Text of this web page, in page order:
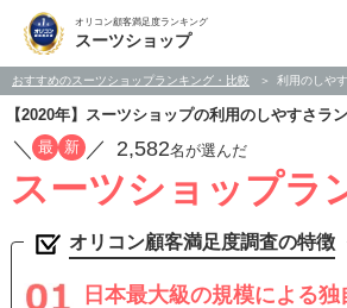
オリコン顧客満足度ランキング
スーツショップ
おすすめのスーツショップランキング・比較 利用のしや
【2020年】スーツショップの利用のしやすさラ
／ 最 新 ／ 2,582名が選んだ
スーツショップラ
オリコン顧客満足度調査の特徴
日本最大級の規模による独